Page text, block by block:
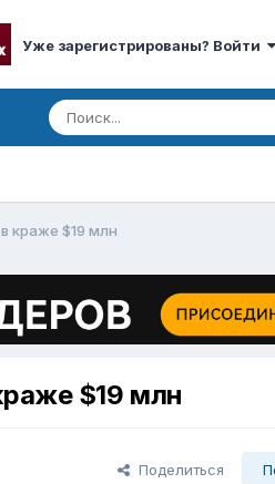
Уже зарегистрированы? Войти
краже $19 млн
$19 млн
Поделиться